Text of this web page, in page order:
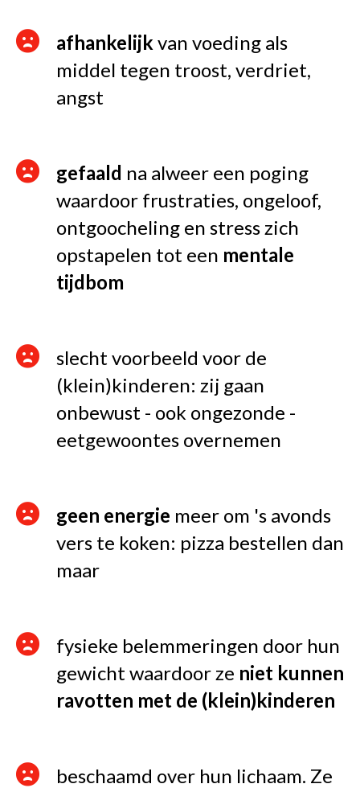
afhankelijk van voeding als
middel tegen troost, verdriet,
angst
gefaald na alweer een poging
waardoor frustraties, ongeloof,
ontgoocheling en stress zich
opstapelen tot een mentale
tijdbom
slecht voorbeeld voor de
(klein)kinderen: zij gaan
onbewust - ook ongezonde -
eetgewoontes overnemen
geen energie meer om 's avonds
vers te koken: pizza bestellen dan
maar
fysieke belemmeringen door hun
gewicht waardoor ze niet kunnen
ravotten met de (klein)kinderen
beschaamd over hun lichaam. Ze